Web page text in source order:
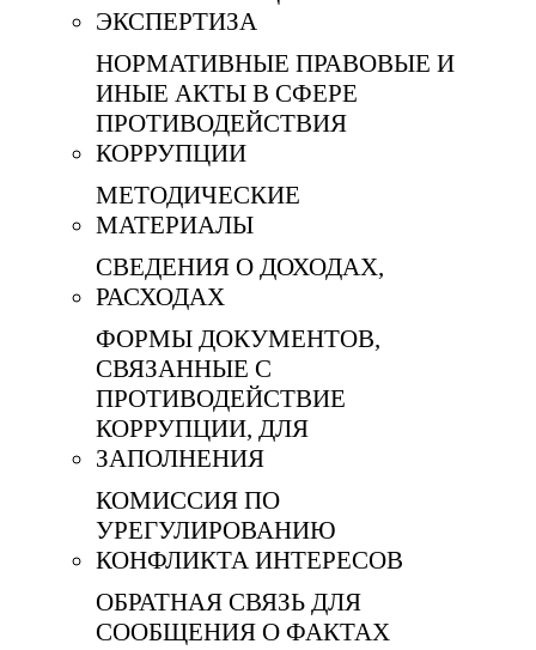
ЭКСПЕРТИЗА
НОРМАТИВНЫЕ ПРАВОВЫЕ И
ИНЫЕ АКТЫ В СФЕРЕ
ПРОТИВОДЕЙСТВИЯ
КОРРУПЦИИ
МЕТОДИЧЕСКИЕ
МАТЕРИАЛЫ
СВЕДЕНИЯ О ДОХОДАХ,
РАСХОДАХ
ФОРМЫ ДОКУМЕНТОВ,
СВЯЗАННЫЕ С
ПРОТИВОДЕЙСТВИЕ
КОРРУПЦИИ, ДЛЯ
ЗАПОЛНЕНИЯ
КОМИССИЯ ПО
УРЕГУЛИРОВАНИЮ
КОНФЛИКТА ИНТЕРЕСОВ
ОБРАТНАЯ СВЯЗЬ ДЛЯ
СООБЩЕНИЯ О ФАКТАХ